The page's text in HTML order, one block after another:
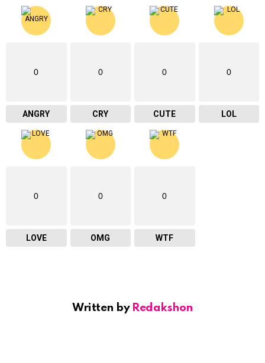
0
ANGRY
0
CRY
0
CUTE
0
LOL
0
LOVE
0
OMG
0
WTF
Written by Redakshon